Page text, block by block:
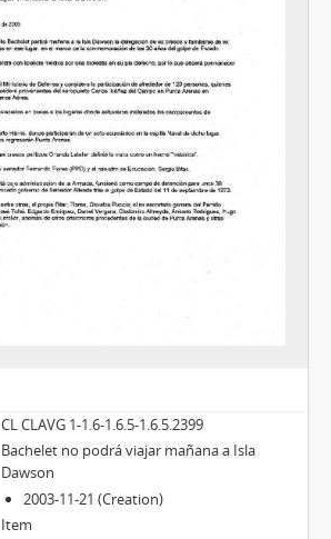
CL CLAVG 1-1.6-1.6.5-1.6.5.2399
Bachelet no podrá viajar mañana a Isla
Dawson
2003-11-21 (Creation)
Item